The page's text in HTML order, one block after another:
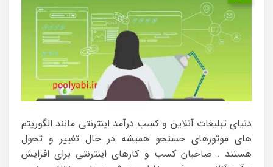
دنیای تبلیغات آنلاین و کسب درآمد اینترنتی مانند الگوریتم
های موتورهای جستجو همیشه در حال تغییر و تحول
هستند . صاحبان کسب و کارهای اینترنتی برای افزایش